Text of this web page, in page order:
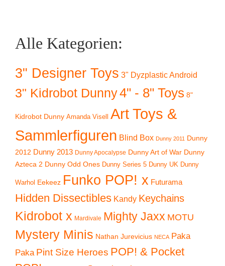
Alle Kategorien:
3" Designer Toys 3" Dyzplastic Android
3" Kidrobot Dunny4" - 8" Toys 8"
Kidrobot Dunny Amanda Visell
Art Toys &
Sammlerfiguren Blind Box Dunny 2011
Dunny
2012 Dunny 2013 Dunny Apocalypse Dunny Art of War Dunny
Azteca 2 Dunny Odd Ones Dunny Series 5 Dunny UK Dunny
Warhol Eekeez Funko POP! x Futurama
Hidden Dissectibles Kandy Keychains
Kidrobot x Mardivale Mighty Jaxx MOTU
Mystery Minis Nathan Jurevicius NECA Paka
Paka Pint Size Heroes POP! & Pocket